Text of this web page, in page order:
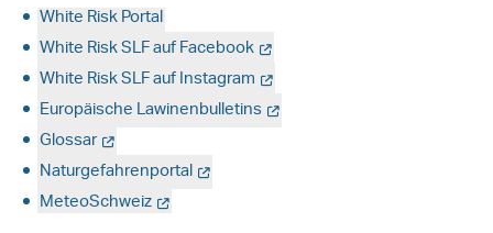
White Risk Portal
White Risk SLF auf Facebook
White Risk SLF auf Instagram
Europäische Lawinenbulletins
Glossar
Naturgefahrenportal
MeteoSchweiz